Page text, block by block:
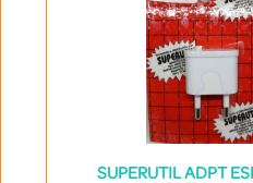
SUPERUTIL ADPT